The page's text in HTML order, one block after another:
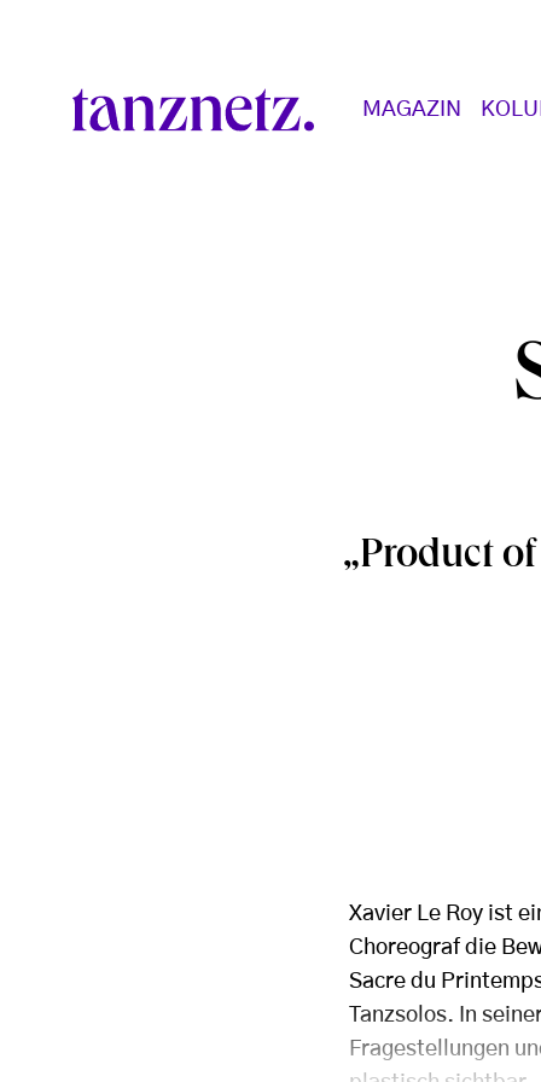
Main navigation
MAGAZIN
„Product
Xavier Le Roy ist
Choreograf die
Sacre du
Tanzsolos. In
Fragestellungen